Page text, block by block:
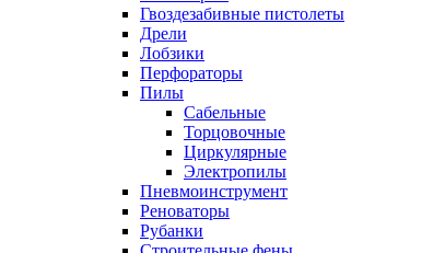
Гвоздезабивные пистолеты
Дрели
Лобзики
Перфораторы
Пилы
Сабельные
Торцовочные
Циркулярные
Электропилы
Пневмоинструмент
Реноваторы
Рубанки